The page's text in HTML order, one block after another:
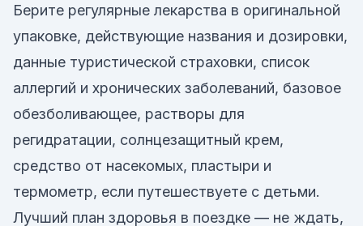
Берите регулярные лекарства в оригинальной
упаковке, действующие названия и дозировки,
данные туристической страховки, список
аллергий и хронических заболеваний, базовое
обезболивающее, растворы для
регидратации, солнцезащитный крем,
средство от насекомых, пластыри и
термометр, если путешествуете с детьми.
Лучший план здоровья в поездке — не ждать,